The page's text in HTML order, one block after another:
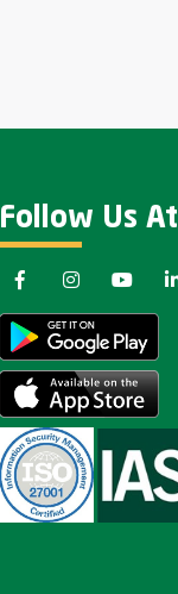
Follow Us At